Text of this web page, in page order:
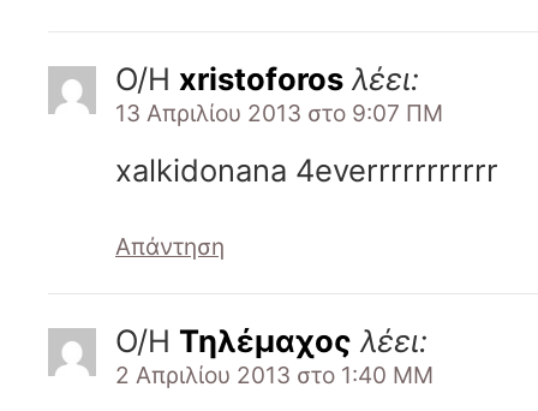
Ο/Η xristoforos λέει:
13 Απριλίου 2013 στο 9:07 ΠΜ
xalkidonana 4everrrrrrrrrrr
Απάντηση
Ο/Η Τηλέμαχος λέει:
2 Απριλίου 2013 στο 1:40 ΜΜ